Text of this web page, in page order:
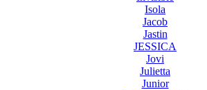
Isola
Jacob
Jastin
JESSICA
Jovi
Julietta
Junior